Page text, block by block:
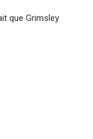
que Grimsley